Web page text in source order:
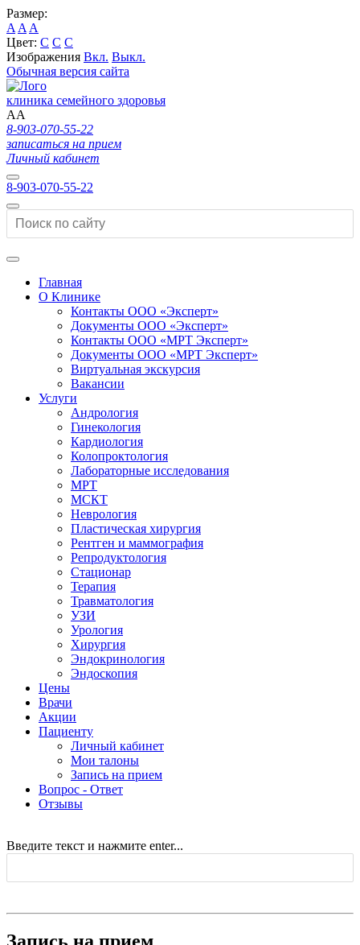
Размер:
A A A
Цвет: C C C
Изображения Вкл. Выкл.
Обычная версия сайта
клиника семейного здоровья
AA
8-903-070-55-22
записаться на прием
Личный кабинет
8-903-070-55-22
Главная
О Клинике
Контакты ООО «Эксперт»
Документы ООО «Эксперт»
Контакты ООО «МРТ Эксперт»
Документы ООО «МРТ Эксперт»
Виртуальная экскурсия
Вакансии
Услуги
Андрология
Гинекология
Кардиология
Колопроктология
Лабораторные исследования
МРТ
МСКТ
Неврология
Пластическая хирургия
Рентген и маммография
Репродуктология
Стационар
Терапия
Травматология
УЗИ
Урология
Хирургия
Эндокринология
Эндоскопия
Цены
Врачи
Акции
Пациенту
Личный кабинет
Мои талоны
Запись на прием
Вопрос - Ответ
Отзывы
Введите текст и нажмите enter...